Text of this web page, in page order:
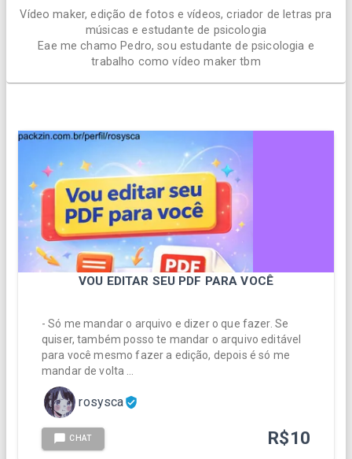
Vídeo maker, edição de fotos e vídeos, criador de letras pra
músicas e estudante de psicologia
Eae me chamo Pedro, sou estudante de psicologia e
trabalho como vídeo maker tbm
VOU EDITAR SEU PDF PARA VOCÊ
- Só me mandar o arquivo e dizer o que fazer. Se
quiser, também posso te mandar o arquivo editável
para você mesmo fazer a edição, depois é só me
mandar de volta …
rosysca
CHAT R$10